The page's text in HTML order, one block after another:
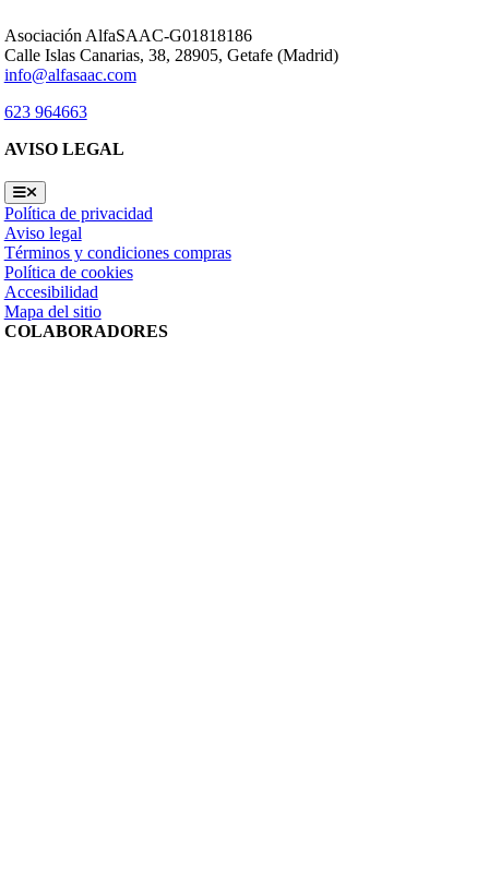
Asociación AlfaSAAC-G01818186
Calle Islas Canarias, 38, 28905, Getafe (Madrid)
info@alfasaac.com
623 964663
AVISO LEGAL
Toggle
Navigation
Política de privacidad
Aviso legal
Términos y condiciones compras
Política de cookies
Accesibilidad
Mapa del sitio
COLABORADORES